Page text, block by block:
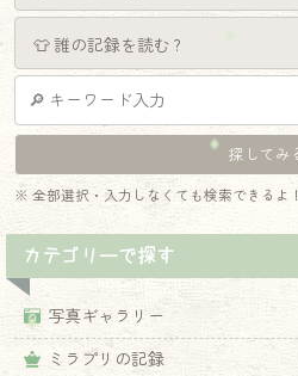
※ 全部選択・入力しなくても検索できるよ！
カテゴリーで探す
写真ギャラリー
ミラプリの記録